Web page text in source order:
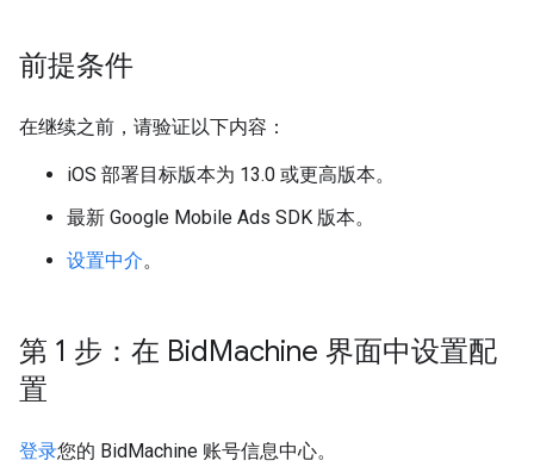
前提条件
在继续之前，请验证以下内容：
iOS 部署目标版本为 13.0 或更高版本。
最新 Google Mobile Ads SDK 版本。
设置中介。
第 1 步：在 BidMachine 界面中设置配
置
登录您的 BidMachine 账号信息中心。